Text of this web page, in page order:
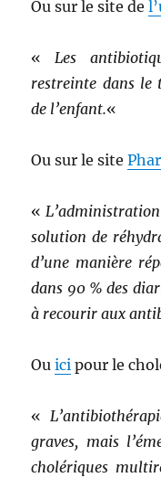
Ou sur le site de
«Les
restreinte dans le
de l’enfant.«
Ou sur le site
«
solution de
d’une manière
dans 90 % des
à recourir aux
Ouici pour le
«
graves, mais
cholériques